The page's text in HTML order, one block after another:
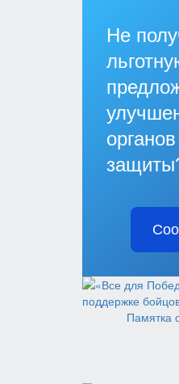
Не
Памятка